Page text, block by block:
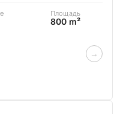
Площадь
800 m²